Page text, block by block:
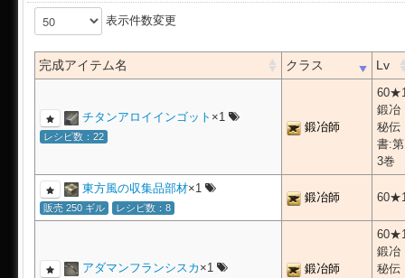
表示件数変更
完成アイテム名 クラス Lv
チタンアロイインゴット ×1
レシピ数：22
鍛冶師
鍛冶
秘伝
書:第
3巻
東方風の収集品部材×1
販売 250 ギル レシピ数：8
鍛冶師
アダマンフランシスカ ×1 鍛冶師
鍛冶
秘伝